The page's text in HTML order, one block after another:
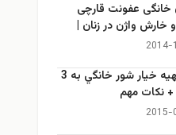
خانگی عفونت قارچی
خارش واژن در زنان |
کامل، ایمن و کاربردی
2014-
طرز تهيه خیار شور خانگي به 3
نكات مهم
2015-